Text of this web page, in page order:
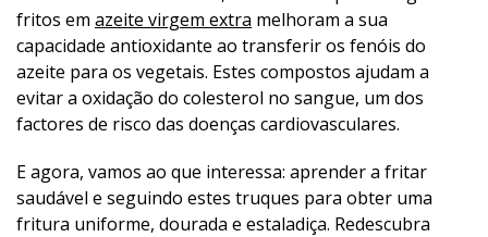
fritos em azeite virgem extra melhoram a sua
capacidade antioxidante ao transferir os fenóis do
azeite para os vegetais. Estes compostos ajudam a
evitar a oxidação do colesterol no sangue, um dos
factores de risco das doenças cardiovasculares.
E agora, vamos ao que interessa: aprender a fritar
saudável e seguindo estes truques para obter uma
fritura uniforme, dourada e estaladiça. Redescubra